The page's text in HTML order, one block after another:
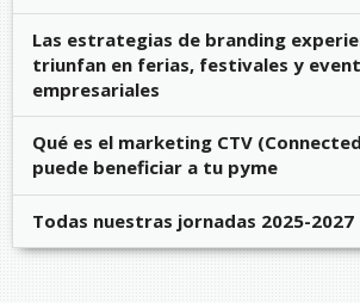
Las estrategias de branding
triunfan en ferias, festivales y
empresariales
Qué es el marketing CTV
puede beneficiar a tu pyme
Todas nuestras jornadas 2025-2027